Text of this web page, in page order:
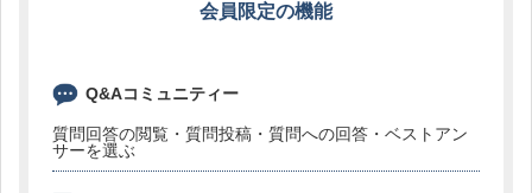
会員限定の機能
Q&Aコミュニティー
質問回答の閲覧・質問投稿・質問への回答・ベストアン
サーを選ぶ